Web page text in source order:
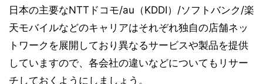
日本の主要なNTTドコモ/au（KDDI）/ソフトバンク/楽
天モバイルなどのキャリアはそれぞれ独自の店舗ネッ
トワークを展開しており異なるサービスや製品を提供
していますので、各会社の違いなどについてもリサー
チしておくようにしましょう。